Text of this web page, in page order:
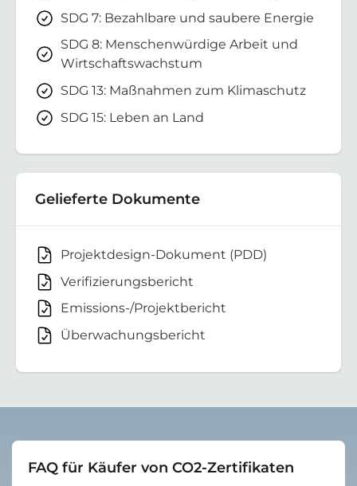
SDG 7: Bezahlbare und saubere Energie
SDG 8: Menschenwürdige Arbeit und
Wirtschaftswachstum
SDG 13: Maßnahmen zum Klimaschutz
SDG 15: Leben an Land
Gelieferte Dokumente
Projektdesign-Dokument (PDD)
Verifizierungsbericht
Emissions-/Projektbericht
Überwachungsbericht
FAQ für Käufer von CO2-Zertifikaten